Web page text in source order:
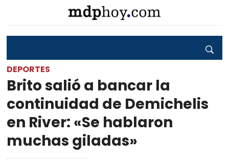
DEPORTES
Brito salió a bancar la
continuidad de Demichelis
en River: «Se hablaron
muchas giladas»